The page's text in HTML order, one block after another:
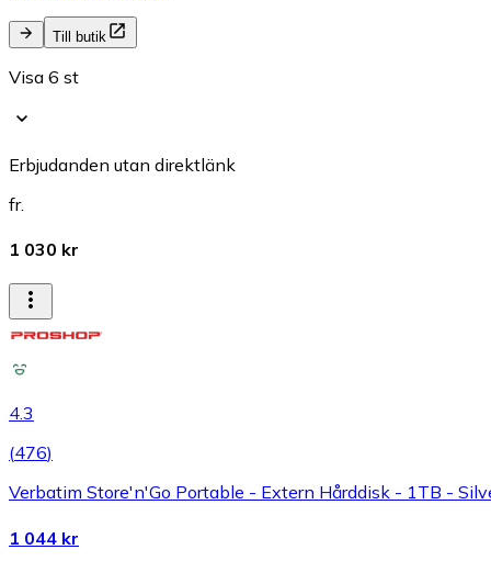
Till butik
Visa 6 st
Erbjudanden utan direktlänk
fr.
1 030 kr
4.3
(476)
Verbatim Store'n'Go Portable - Extern Hårddisk - 1TB -
1 044 kr